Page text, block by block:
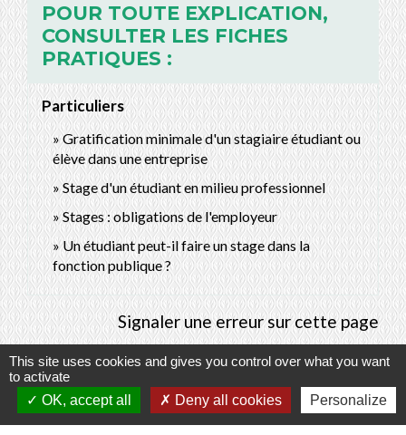
POUR TOUTE EXPLICATION,
CONSULTER LES FICHES
PRATIQUES :
Particuliers
Gratification minimale d'un stagiaire étudiant ou
élève dans une entreprise
Stage d'un étudiant en milieu professionnel
Stages : obligations de l'employeur
Un étudiant peut-il faire un stage dans la
fonction publique ?
Signaler une erreur sur cette page
Contacts
This site uses cookies and gives you control over what you want
to activate
OK, accept all
Deny all cookies Personalize